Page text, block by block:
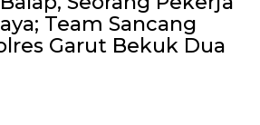
Team Sancang
Garut Bekuk Dua